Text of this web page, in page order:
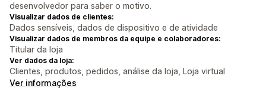
desenvolvedor para saber o motivo.
Visualizar dados de clientes:
Dados sensíveis, dados de dispositivo e de atividade
Visualizar dados de membros da equipe e colaboradores:
Titular da loja
Ver dados da loja:
Clientes, produtos, pedidos, análise da loja, Loja virtual
Ver informações